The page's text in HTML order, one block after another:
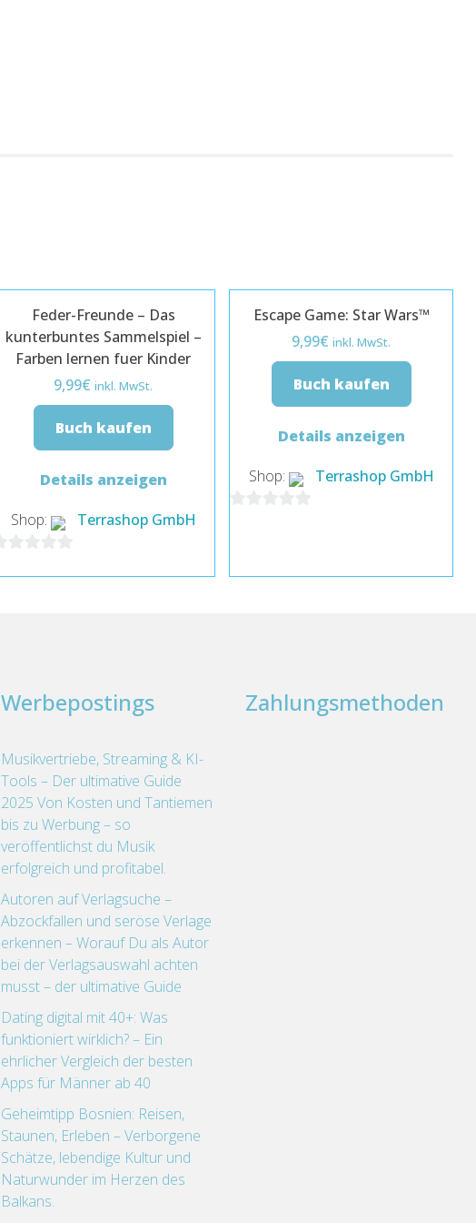
Feder-Freunde – Das
kunterbuntes Sammelspiel –
Farben lernen fuer Kinder
9,99€ inkl. MwSt.
Buch kaufen
Details anzeigen
Shop:
Terrashop GmbH
Escape Game: Star Wars™
9,99€ inkl. MwSt.
Buch kaufen
Details anzeigen
Shop:
Terrashop GmbH
Werbepostings
Musikvertriebe, Streaming & KI-
Tools – Der ultimative Guide
2025 Von Kosten und Tantiemen
bis zu Werbung – so
veröffentlichst du Musik
erfolgreich und profitabel.
Autoren auf Verlagsuche –
Abzockfallen und seröse Verlage
erkennen – Worauf Du als Autor
bei der Verlagsauswahl achten
musst – der ultimative Guide
Dating digital mit 40+: Was
funktioniert wirklich? – Ein
ehrlicher Vergleich der besten
Apps für Männer ab 40
Geheimtipp Bosnien: Reisen,
Staunen, Erleben – Verborgene
Schätze, lebendige Kultur und
Naturwunder im Herzen des
Balkans.
Zahlungsmethoden